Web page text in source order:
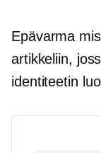
Epävarma
artikkeliin,
identiteetin